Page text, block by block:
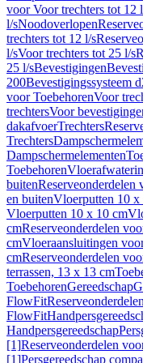
voor Voor trechters tot 12
l/sNoodoverlopen
trechters tot 12 l/s
l/sVoor trechters tot 25 l/s
25 l/sBevestigingen
200Bevestigingssysteem
voor ToebehorenVoor
trechtersVoor
dakafvoerTrechters
Trechters
Dampschermelementen
Toebehoren
buiten
en buitenVloerputten 10 x
Vloerputten 10 x 10 cm
cmReserveonderdelen
cmVloeraansluitingen
cmReserveonderdelen
terrassen, 13 x 13 cm
ToebehorenGereedschap
FlowFit
FlowFit
Handpersgereedschap
[1]Reserveonderdelen
[1]Persgereedschap